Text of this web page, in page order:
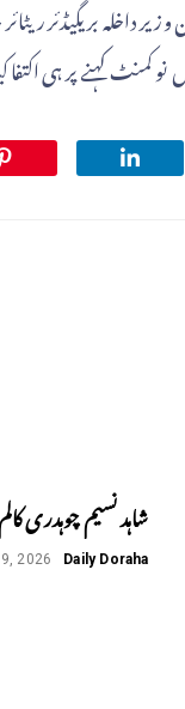
داخلہ بریگیڈئر
کہنے پر ہی اکتفا
شاہد نسیم چوہدری
Daily Doraha
2026